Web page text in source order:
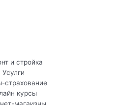
и стройка
Усулги
страхование
курсы
магаизны